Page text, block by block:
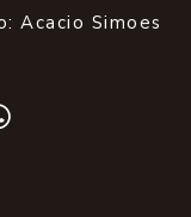
Acacio Simoes